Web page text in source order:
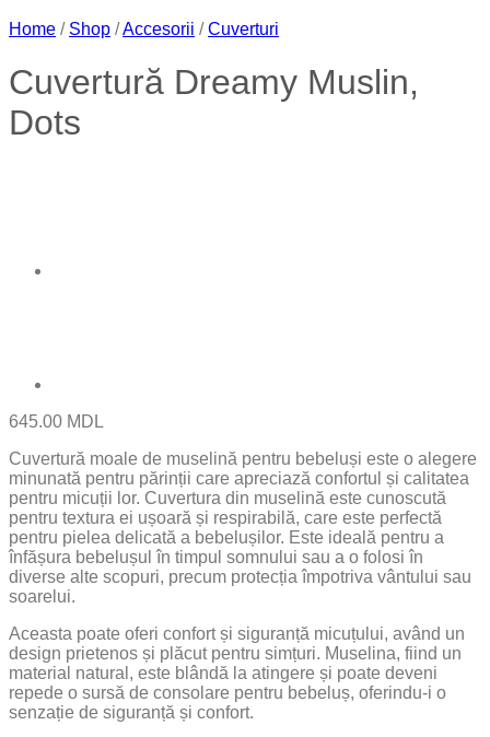
Home / Shop /Accesorii / Cuverturi
Cuvertură Dreamy Muslin,
Dots
645.00 MDL
Cuvertură moale de muselină pentru bebeluși este o alegere
minunată pentru părinții care apreciază confortul și calitatea
pentru micuții lor. Cuvertura din muselină este cunoscută
pentru textura ei ușoară și respirabilă, care este perfectă
pentru pielea delicată a bebelușilor. Este ideală pentru a
înfășura bebelușul în timpul somnului sau a o folosi în
diverse alte scopuri, precum protecția împotriva vântului sau
soarelui.
Aceasta poate oferi confort și siguranță micuțului, având un
design prietenos și plăcut pentru simțuri. Muselina, fiind un
material natural, este blândă la atingere și poate deveni
repede o sursă de consolare pentru bebeluș, oferindu-i o
senzație de siguranță și confort.